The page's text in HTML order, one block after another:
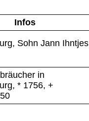
Infos
Sohn Jann Ihntjes
in
* 1756, +